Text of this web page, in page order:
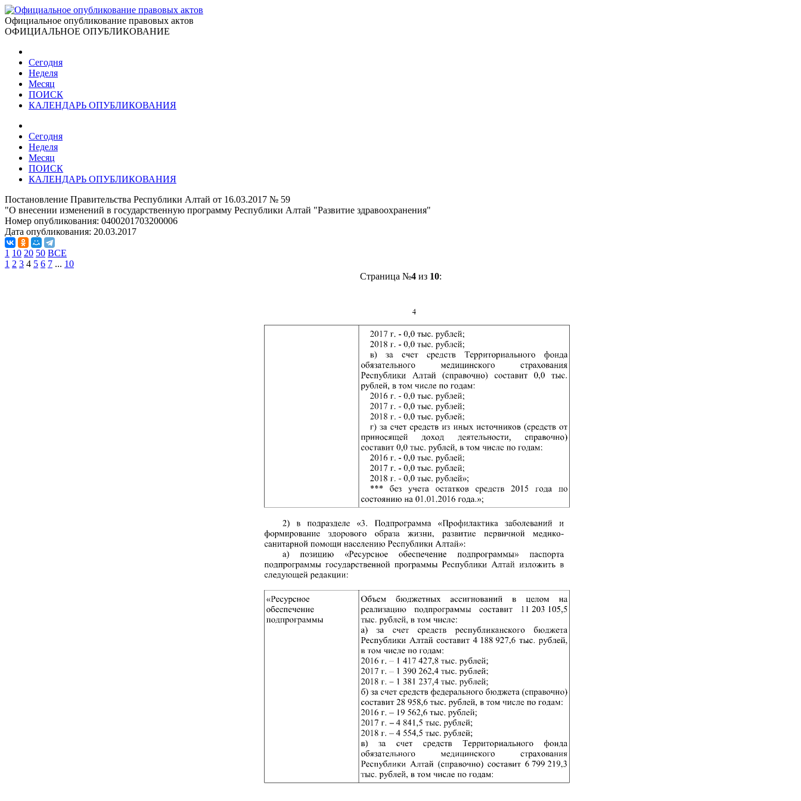
Официальное опубликование правовых актов
ОФИЦИАЛЬНОЕ ОПУБЛИКОВАНИЕ
Сегодня
Неделя
Месяц
ПОИСК
КАЛЕНДАРЬ ОПУБЛИКОВАНИЯ
Сегодня
Неделя
Месяц
ПОИСК
КАЛЕНДАРЬ ОПУБЛИКОВАНИЯ
Постановление Правительства Республики Алтай от 16.03.2017 № 59
"О внесении изменений в государственную программу Республики Алтай "Развитие здравоохранения"
Номер опубликования: 0400201703200006
Дата опубликования: 20.03.2017
1 10 20 50 ВСЕ
1 2 3 4 5 6 7 ... 10
Страница №4из 10: